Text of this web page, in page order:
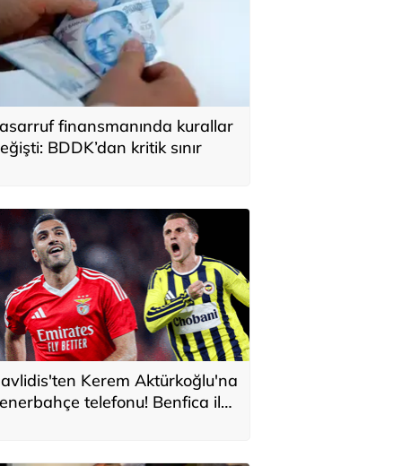
finansmanında kurallar
BDDK’dan kritik sınır
Kerem Aktürkoğlu'na
telefonu! Benfica ile